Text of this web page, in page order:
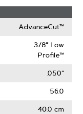
AdvanceCut™
3/8" Low
Profile™
.050"
56.0
40.0 cm